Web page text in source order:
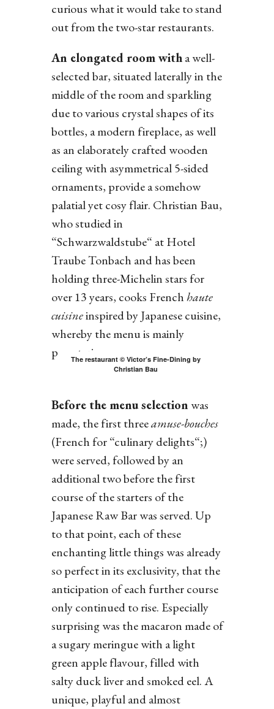
curious what it would take to stand
out from the two-star restaurants.
An elongated room witha well-
selected bar, situated laterally in the
middle of the room and sparkling
due to various crystal shapes of its
bottles, a modern fireplace, as well
as an elaborately crafted wooden
ceiling with asymmetrical 5-sided
ornaments, provide a somehow
palatial yet cosy flair. Christian Bau,
who studied in
“Schwarzwaldstube“ at Hotel
Traube Tonbach and has been
holding three-Michelin stars for
over 13 years, cooks Frenchhaute
cuisineinspired by Japanese cuisine,
whereby the menu is mainly
pescetaric.
The restaurant © Victor’s Fine-Dining by
Christian Bau
Before the menu selectionwas
made, the first threeamuse-bouches
(French for “culinary delights“;)
were served, followed by an
additional two before the first
course of the starters of the
Japanese Raw Bar was served. Up
to that point, each of these
enchanting little things was already
so perfect in its exclusivity, that the
anticipation of each further course
only continued to rise. Especially
surprising was the macaron made of
a sugary meringue with a light
green apple flavour, filled with
salty duck liver and smoked eel. A
unique, playful and almost